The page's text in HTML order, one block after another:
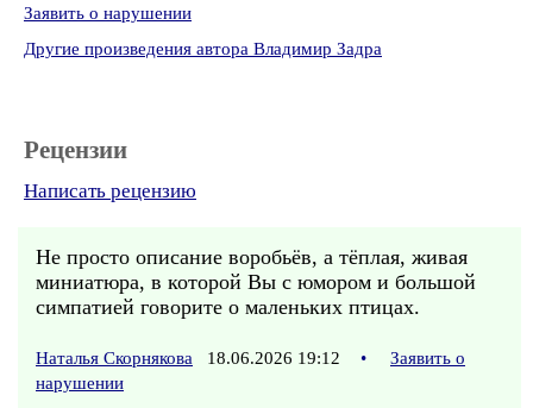
Заявить о нарушении
Другие произведения автора Владимир Задра
Рецензии
Написать рецензию
Не просто описание воробьёв, а тёплая, живая
миниатюра, в которой Вы с юмором и большой
симпатией говорите о маленьких птицах.
Наталья Скорнякова 18.06.2026 19:12 •
Заявить о
нарушении